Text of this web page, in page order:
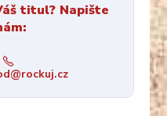
titul? Napište